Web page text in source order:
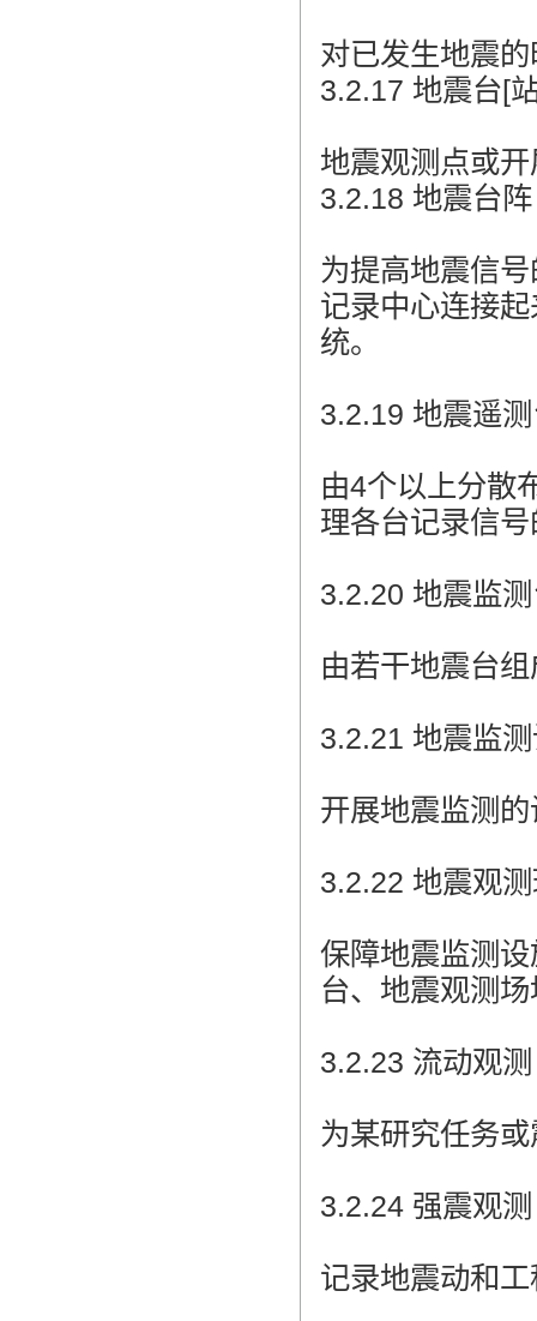
对已发生地震
3.2.17 地震台[
地震观测点或
3.2.18 地震台
为提高地震信
记录中心连接
统。
3.2.19 地震遥
由4个以上分散
理各台记录信
3.2.20 地震监
由若干地震台
3.2.21 地震监
开展地震监测
3.2.22 地震观
保障地震监测
台、地震观测
3.2.23 流动观
为某研究任务
3.2.24 强震观
记录地震动和